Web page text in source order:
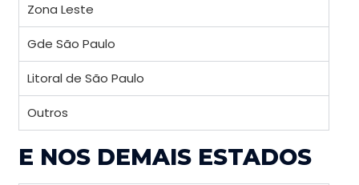
Zona Leste
Gde São Paulo
Litoral de São Paulo
Outros
E NOS DEMAIS ESTADOS